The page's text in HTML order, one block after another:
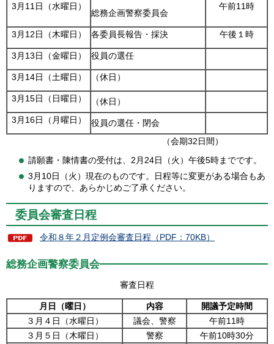
3月11日（水曜日）
総務企画警察委員会
午前11時
3月12日（木曜日） 各委員長報告・採決 午後１時
3月13日（金曜日） 役員の選任
3月14日（土曜日） （休日）
3月15日（日曜日）
（休日）
3月16日（月曜日）
役員の選任・閉会
（会期32日間）
請願書・陳情書の受付は、2月24日（火）午後5時までです。
3月10日（火）現在のものです。日程等に変更がある場合もあ
りますので、あらかじめご了承ください。
委員会審査日程
令和８年２月定例会審査日程（PDF：70KB）
総務企画警察委員会
審査日程
月日（曜日） 内容
開議予定時間
３月４日（水曜日）
議会、警察
午前11時
３月５日（木曜日）
警察
午前10時30分